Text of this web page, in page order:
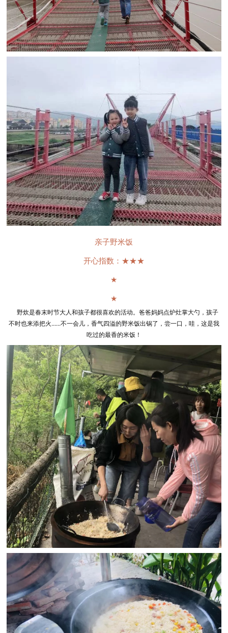
亲子野米饭
开心指数：★★★
★
★
野炊是春末时节大人和孩子都很喜欢的活动。爸爸妈妈点炉灶掌大勺，孩子
不时也来添把火......不一会儿，香气四溢的野米饭出锅了，尝一口，哇，这是我
吃过的最香的米饭！